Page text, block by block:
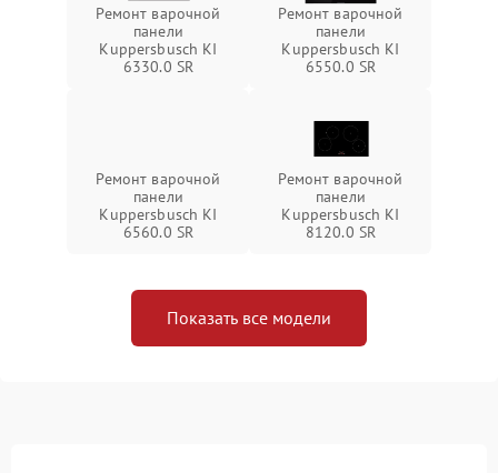
Ремонт варочной
панели
Kuppersbusch KI
6330.0 SR
Ремонт варочной
панели
Kuppersbusch KI
6550.0 SR
Ремонт варочной
панели
Kuppersbusch KI
6560.0 SR
Ремонт варочной
панели
Kuppersbusch KI
8120.0 SR
Показать все модели